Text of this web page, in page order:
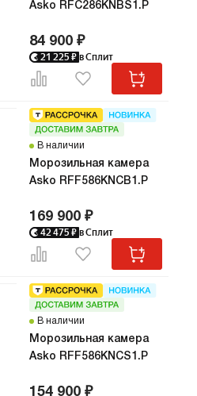
Asko RFC286KNBS1.P
84 900 ₽
21 225 ₽ в Сплит
В наличии
Морозильная камера
Asko RFF586KNCB1.P
169 900 ₽
42 475 ₽ в Сплит
В наличии
Морозильная камера
Asko RFF586KNCS1.P
154 900 ₽